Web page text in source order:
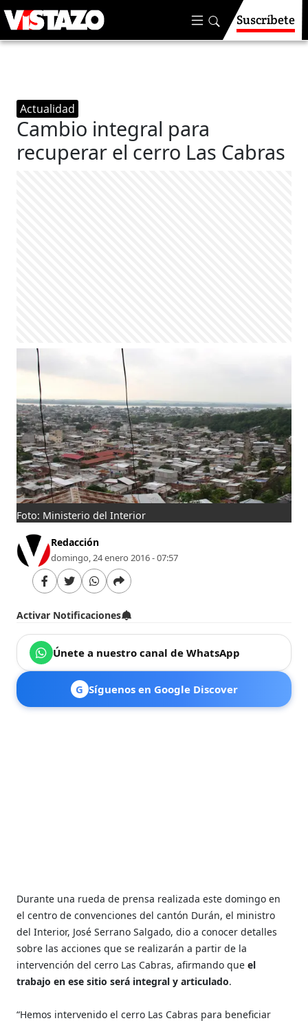
Suscríbete
Actualidad
Cambio integral para
recuperar el cerro Las Cabras
Foto: Ministerio del Interior
Redacción
domingo, 24 enero 2016 - 07:57
Activar Notificaciones
Únete a nuestro canal de WhatsApp
G Síguenos en Google Discover
Durante una rueda de prensa realizada este domingo en
el centro de convenciones del cantón Durán, el ministro
del Interior, José Serrano Salgado, dio a conocer detalles
sobre las acciones que se realizarán a partir de la
intervención del cerro Las Cabras, afirmando queel
trabajo en ese sitio será integral y articulado.
“Hemos intervenido el cerro Las Cabras para beneficiar